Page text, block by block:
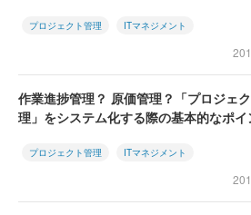
プロジェクト管理 ITマネジメント
作業進捗管理？ 原価管理？「プロジェ
理」をシステム化する際の基本的なポイ
プロジェクト管理 ITマネジメント